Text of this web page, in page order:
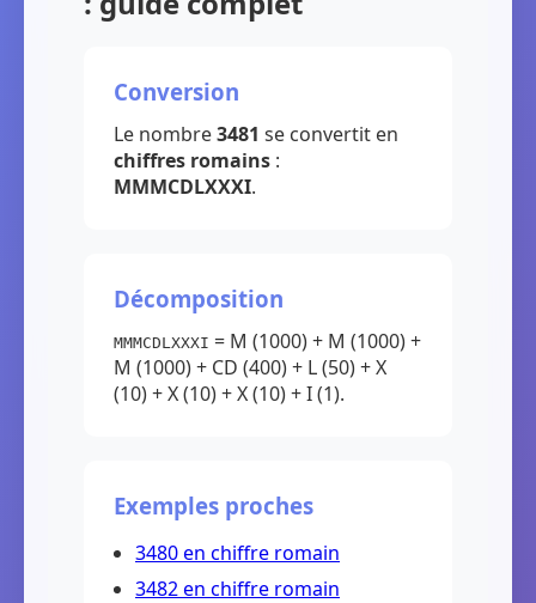
Conversion
Le nombre3481 se convertit en
chiffres romains :
MMMCDLXXXI.
Décomposition
MMMCDLXXXI = M (1000) + M (1000) +
M (1000) + CD (400) + L (50) + X
(10) + X (10) + X (10) + I (1).
Exemples proches
3480 en chiffre romain
3482 en chiffre romain